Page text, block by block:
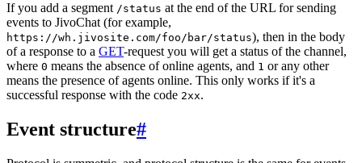
If you add a segment /status at the end of the URL for sending
events to JivoChat (for example,
https://wh.jivosite.com/foo/bar/status), then in the body
of a response to a GET-request you will get a status of the channel,
where 0 means the absence of online agents, and 1 or any other
means the presence of agents online. This only works if it's a
successful response with the code 2xx.
Event structure#